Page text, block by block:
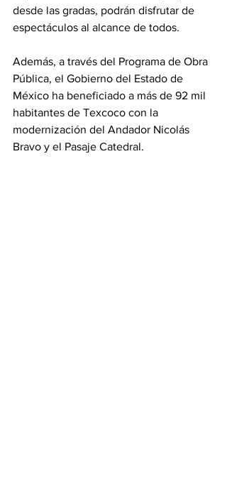
desde las gradas, podrán disfrutar de
espectáculos al alcance de todos.
Además, a través del Programa de Obra
Pública, el Gobierno del Estado de
México ha beneficiado a más de 92 mil
habitantes de Texcoco con la
modernización del Andador Nicolás
Bravo y el Pasaje Catedral.